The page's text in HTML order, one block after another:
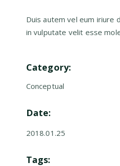
Duis autem vel eum iriure
in vulputate velit esse
Category:
Conceptual
Date:
2018.01.25
Tags: